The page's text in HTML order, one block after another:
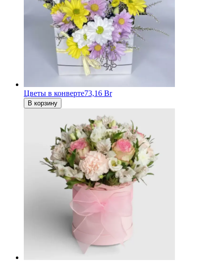
Цветы в конверте73,16 Br
В корзину